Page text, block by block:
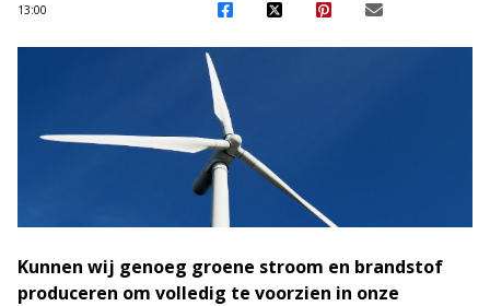
13:00
Kunnen wij genoeg groene stroom en brandstof
produceren om volledig te voorzien in onze